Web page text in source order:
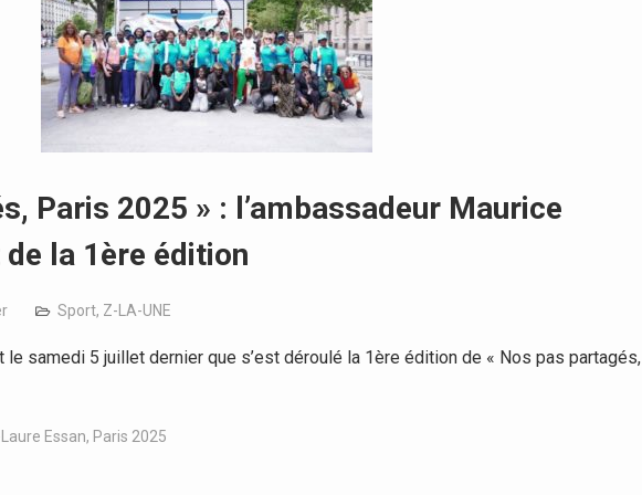
Paris 2025 » : l’ambassadeur Maurice
la 1ère édition
Sport, Z-LA-UNE
le samedi 5 juillet dernier que s’est déroulé la 1ère édition de « Nos pas partagés,
Essan, Paris 2025